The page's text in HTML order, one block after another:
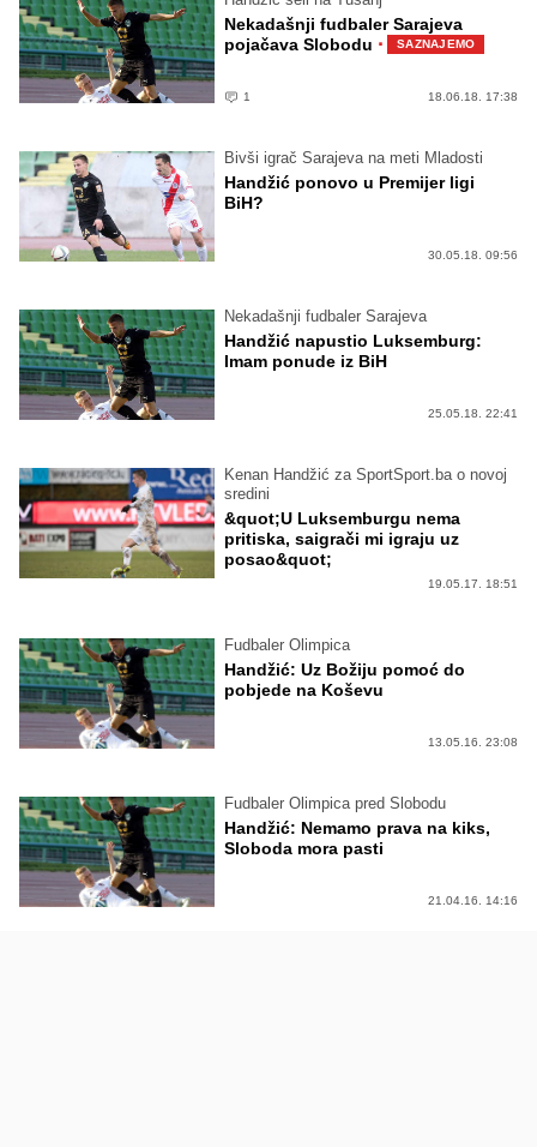
Nekadašnji fudbaler Sarajeva
pojačava Slobodu · SAZNAJEMO
1 18.06.18. 17:38
Bivši igrač Sarajeva na meti Mladosti
Handžić ponovo u Premijer ligi
BiH?
30.05.18. 09:56
Nekadašnji fudbaler Sarajeva
Handžić napustio Luksemburg:
Imam ponude iz BiH
25.05.18. 22:41
Kenan Handžić za SportSport.ba o novoj
sredini
&quot;U Luksemburgu nema
pritiska, saigrači mi igraju uz
posao&quot;
19.05.17. 18:51
Fudbaler Olimpica
Handžić: Uz Božiju pomoć do
pobjede na Koševu
13.05.16. 23:08
Fudbaler Olimpica pred Slobodu
Handžić: Nemamo prava na kiks,
Sloboda mora pasti
21.04.16. 14:16